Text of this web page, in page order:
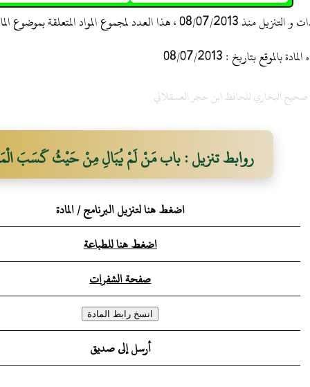
العدد لمجموع المواد المتعلقة بموضوع المادة
بتاريخ : 08/07/2013
صحيح البخاري للحافظ ابن حجر العسقلاني
روابط تنزيل : باب مَنْ لَمْ يُبَالِ مِنْ حَيْثُ كَسَبَ
اضغط هنا لتنزيل البرنامج / المادة
اضغط هنا للطباعة
صفحة الشفرات
أرسل إلى صديق